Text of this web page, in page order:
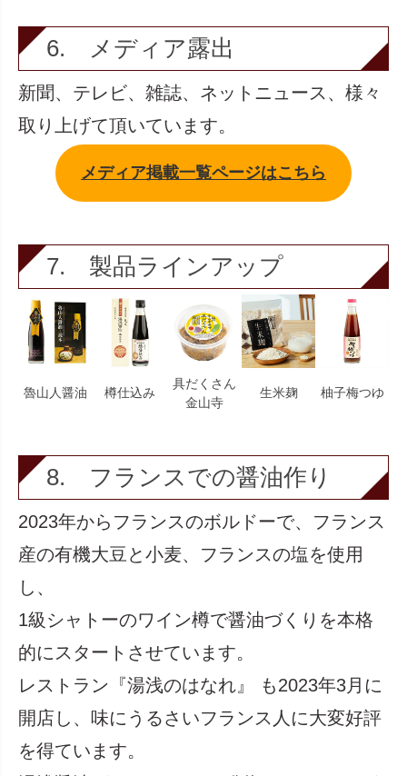
6. メディア露出
新聞、テレビ、雑誌、ネットニュース、様々
取り上げて頂いています。
メディア掲載一覧ページはこちら
7. 製品ラインアップ
魯山人醤油 樽仕込み
具だくさん
金山寺
生米麹 柚子梅つゆ
8. フランスでの醤油作り
2023年からフランスのボルドーで、フランス
産の有機大豆と小麦、フランスの塩を使用
し、
1級シャトーのワイン樽で醤油づくりを本格
的にスタートさせています。
レストラン『湯浅のはなれ』 も2023年3月に
開店し、味にうるさいフランス人に大変好評
を得ています。